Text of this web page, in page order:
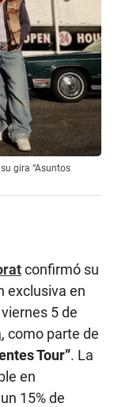
gira “Asuntos
confirmó su
exclusiva en
5 de
, como parte de
Tour”. La
en
15% de